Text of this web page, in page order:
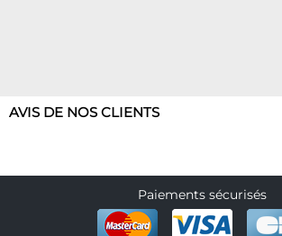
AVIS DE NOS CLIENTS
Paiements sécurisés